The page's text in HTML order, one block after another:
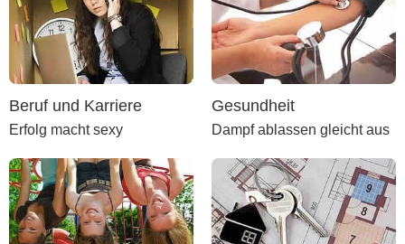
Beruf und Karriere
Erfolg macht sexy
Gesundheit
Dampf ablassen gleicht aus